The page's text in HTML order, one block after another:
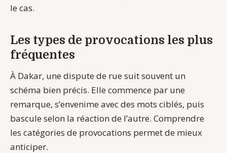
le cas.
Les types de provocations les plus
fréquentes
À Dakar, une dispute de rue suit souvent un
schéma bien précis. Elle commence par une
remarque, s’envenime avec des mots ciblés, puis
bascule selon la réaction de l’autre. Comprendre
les catégories de provocations permet de mieux
anticiper.